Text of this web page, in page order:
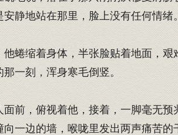
静地站在那里，脸上没有任何情绪
蜷缩着身体，半张脸贴着地面，艰
一刻，浑身寒毛倒竖。
前，俯视着他，接着，一脚毫无预
一边的墙，喉咙里发出两声痛苦的